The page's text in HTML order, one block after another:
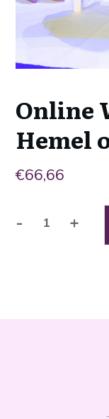
Online
Hemel
€66,66
- +